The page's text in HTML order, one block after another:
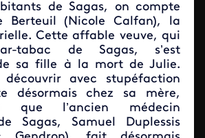
de Sagas, on compte
Berteuil (Nicole Calfan), la
Cette affable veuve, qui
tabac de Sagas, s’est
sa fille à la mort de Julie.
avec stupéfaction
désormais chez sa mère,
que l’ancien médecin
Sagas, Samuel Duplessis